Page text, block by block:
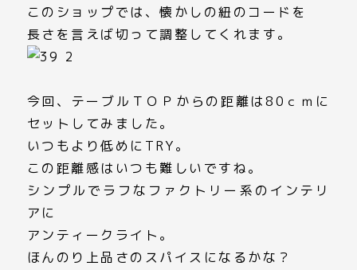
このショップでは、懐かしの紐のコードを
長さを言えば切って調整してくれます。
今回、テーブルＴＯＰからの距離は80ｃｍに
セットしてみました。
いつもより低めにTRY。
この距離感はいつも難しいですね。
シンプルでラフなファクトリー系のインテリ
アに
アンティークライト。
ほんのり上品さのスパイスになるかな？